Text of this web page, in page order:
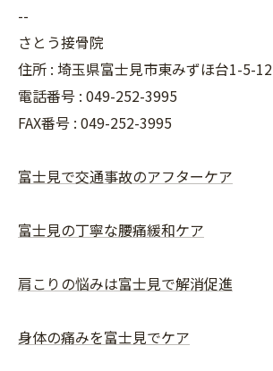
--
さとう接骨院
住所 : 埼玉県富士見市東みずほ台1-5-12
電話番号 : 049-252-3995
FAX番号 : 049-252-3995
富士見で交通事故のアフターケア
富士見の丁寧な腰痛緩和ケア
肩こりの悩みは富士見で解消促進
身体の痛みを富士見でケア